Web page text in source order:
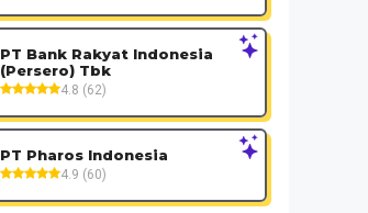
PT Bank Rakyat Indonesia
(Persero) Tbk
4.8 (62)
PT Pharos Indonesia
4.9 (60)